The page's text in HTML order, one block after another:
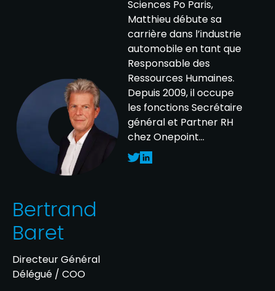
Sciences Po Paris,
Matthieu débute sa
carrière dans l’industrie
automobile en tant que
Responsable des
Ressources Humaines.
Depuis 2009, il occupe
les fonctions Secrétaire
général et Partner RH
chez Onepoint...
Bertrand
Baret
Directeur Général
Délégué / COO